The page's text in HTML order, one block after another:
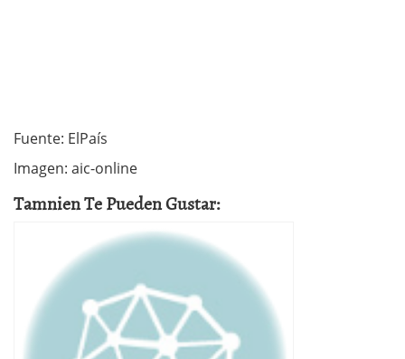
Fuente: ElPaís
Imagen: aic-online
Tamnien Te Pueden Gustar: